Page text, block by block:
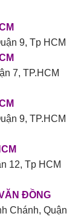
9, Tp HCM
7, TP.HCM
9, TP.HCM
12, Tp HCM
ĐỒNG
Chánh, Quận